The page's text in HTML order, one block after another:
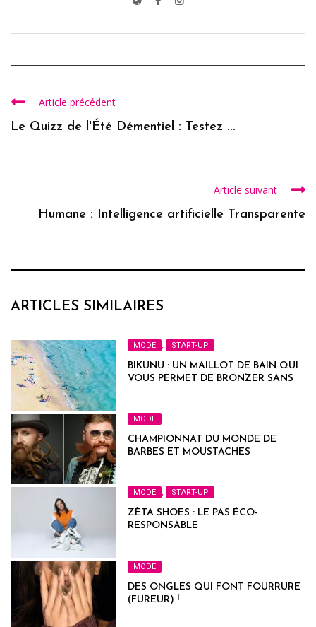
Article précédent
Le Quizz de l'Été Démentiel : Testez ...
Article suivant
Humane : Intelligence artificielle Transparente
ARTICLES SIMILAIRES
MODE , START-UP
BIKUNU : UN MAILLOT DE BAIN QUI
VOUS PERMET DE BRONZER SANS
MODE
CHAMPIONNAT DU MONDE DE
BARBES ET MOUSTACHES
MODE , START-UP
ZÈTA SHOES : LE PAS ÉCO-
RESPONSABLE
MODE
DES ONGLES QUI FONT FOURRURE
(FUREUR) !